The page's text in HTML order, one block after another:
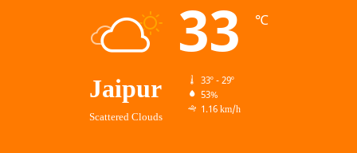
Jaipur
Scattered Clouds
33 ℃
33º - 29º
53%
1.16 km/h